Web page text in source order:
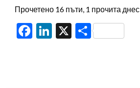
Прочетено 16 пъти, 1 прочита днес
Facebook
LinkedIn
X Share